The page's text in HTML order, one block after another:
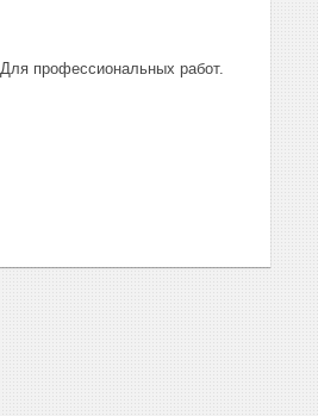
Для профессиональных работ.